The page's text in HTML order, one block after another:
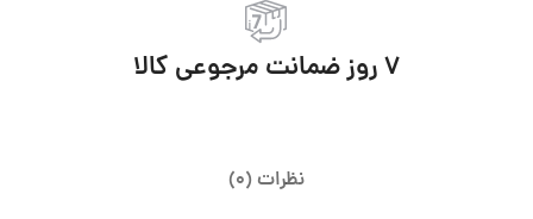
7 روز ضمانت مرجوعی کالا
نظرات (0)